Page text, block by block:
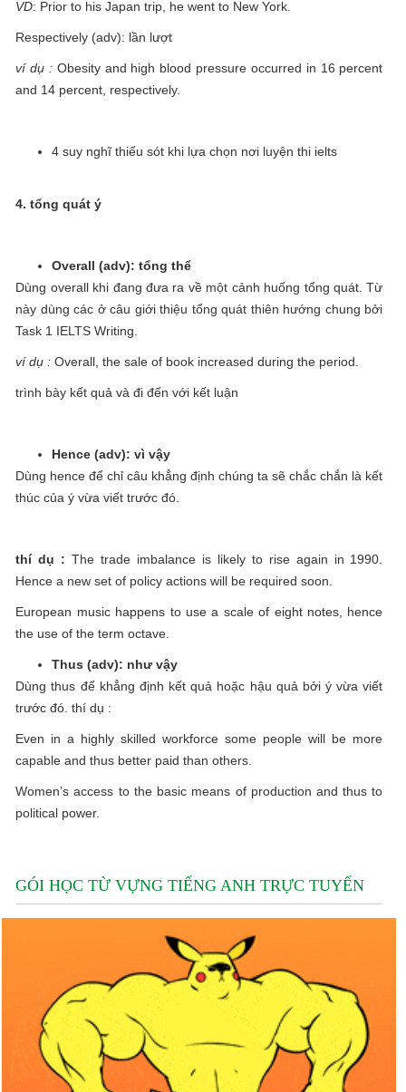
VD: Prior to his Japan trip, he went to New York.
Respectively (adv): lần lượt
ví dụ :Obesity and high blood pressure occurred in 16 percent
and 14 percent, respectively.
4 suy nghĩ thiếu sót khi lựa chọn nơi luyện thi ielts
4. tổng quát ý
Overall (adv): tổng thể
Dùng overall khi đang đưa ra về một cảnh huống tổng quát. Từ
này dùng các ở câu giới thiệu tổng quát thiên hướng chung bởi
Task 1 IELTS Writing.
ví dụ : Overall, the sale of book increased during the period.
trình bày kết quả và đi đến với kết luận
Hence (adv): vì vậy
Dùng hence để chỉ câu khẳng định chúng ta sẽ chắc chắn là kết
thúc của ý vừa viết trước đó.
thí dụ : The trade imbalance is likely to rise again in 1990.
Hence a new set of policy actions will be required soon.
European music happens to use a scale of eight notes, hence
the use of the term octave.
Thus (adv): như vậy
Dùng thus để khẳng định kết quả hoặc hậu quả bởi ý vừa viết
trước đó. thí dụ :
Even in a highly skilled workforce some people will be more
capable and thus better paid than others.
Women’s access to the basic means of production and thus to
political power.
GÓI HỌC TỪ VỰNG TIẾNG ANH TRỰC TUYẾN